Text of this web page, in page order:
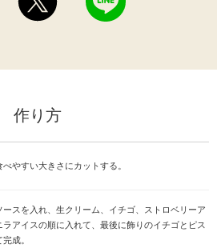
作り方
やすい大きさにカットする。
スを入れ、生クリーム、イチゴ、ストロベリーア
アイスの順に入れて、最後に飾りのイチゴとピス
成。